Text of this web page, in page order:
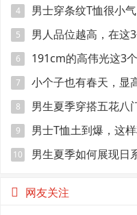
4
男士穿条纹T恤很小
雅时髦
5 男人品位越高，在这
6
191cm的高伟光这3
很好
7 小个子也有春天，显
8 男生夏季穿搭五花八
9 男士T恤土到爆，这
10 男生夏季如何展现日
网友关注